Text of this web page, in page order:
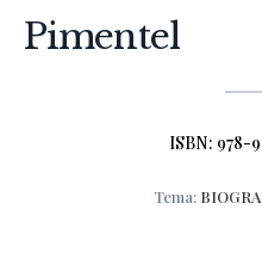
Pimentel
ISBN: 978-
Tema: